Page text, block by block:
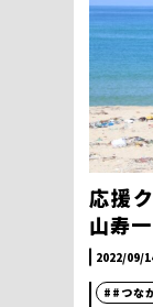
応援
山寿一
2022/09/
##つな